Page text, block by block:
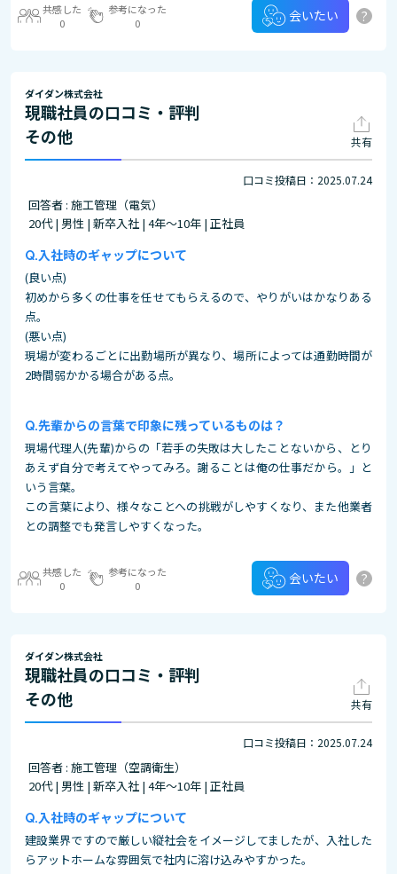
共感した
0
参考になった
0
会いたい ?
ダイダン株式会社
現職社員の口コミ・評判
その他
共有
口コミ投稿日：2025.07.24
回答者 : 施工管理（電気）
20代 | 男性 | 新卒入社 | 4年～10年 | 正社員
入社時のギャップについて
(良い点)
初めから多くの仕事を任せてもらえるので、やりがいはかなりある
点。
(悪い点)
現場が変わるごとに出勤場所が異なり、場所によっては通勤時間が
2時間弱かかる場合がある点。
先輩からの言葉で印象に残っているものは？
現場代理人(先輩)からの「若手の失敗は大したことないから、とり
あえず自分で考えてやってみろ。謝ることは俺の仕事だから。」と
いう言葉。
この言葉により、様々なことへの挑戦がしやすくなり、また他業者
との調整でも発言しやすくなった。
共感した
0
参考になった
0
会いたい ?
ダイダン株式会社
現職社員の口コミ・評判
その他
共有
口コミ投稿日：2025.07.24
回答者 : 施工管理（空調衛生）
20代 | 男性 | 新卒入社 | 4年～10年 | 正社員
入社時のギャップについて
建設業界ですので厳しい縦社会をイメージしてましたが、入社した
らアットホームな雰囲気で社内に溶け込みやすかった。